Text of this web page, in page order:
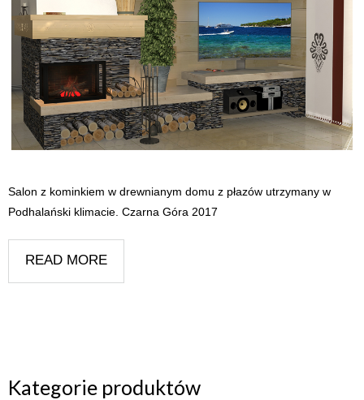
Salon z kominkiem w drewnianym domu z płazów utrzymany w
Podhalański klimacie. Czarna Góra 2017
READ MORE
Kategorie produktów